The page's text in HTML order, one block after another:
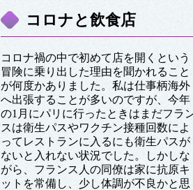
コロナと飲食店
コロナ禍の中で初めて店を開くという
冒険に乗り出した理由を聞かれること
が何度かありました。私は仕事柄海外
へ出張することが多いのですが、今年
の1月にパリに行ったときはまだフラ
スは衛生パスやワクチン接種回数によ
ってレストランに入るにも衛生パスが
ないと入れない状況でした。しかしな
がら、フランス人の同僚は家に抗原キ
ットを常備し、少し体調が不良かと思